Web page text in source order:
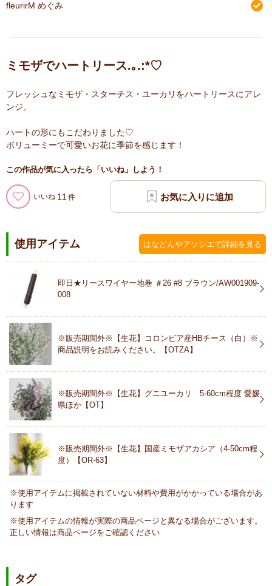
fleurirM めぐみ
ミモザでハートリース.｡.:*♡
フレッシュなミモザ・スターチス・ユーカリをハートリースにアレ
ンジ。
ハートの形にもこだわりました♡
ボリューミーで可愛いお花に季節を感じます！
この作品が気に入ったら「いいね」しよう！
いいね 11
使用アイテム はなどんやアソシエで詳細を見る
即日★リースワイヤー地巻 ＃26 #8 ブラウン/AW001909-
008
※販売期間外※【生花】コロンビア産HBチース（白）※
商品説明をお読みください。【OTZA】
※販売期間外※【生花】グニユーカリ 5-60cm程度 愛媛
県ほか【OT】
※販売期間外※【生花】国産ミモザアカシア（4-50cm程
度）【OR-63】
※使用アイテムに掲載されていない材料や費用がかかっている場合があ
ります
※使用アイテムの情報が実際の商品ページと異なる場合がございます。
正しい情報は商品ページをご確認ください
タグ